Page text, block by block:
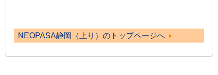
NEOPASA静岡（上り）のトップページへ